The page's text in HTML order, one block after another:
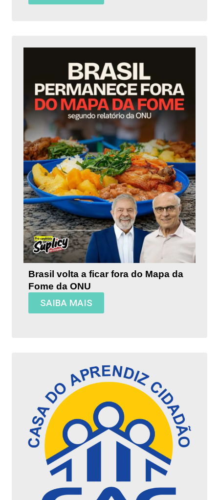
Brasil volta a ficar fora do Mapa da
Fome da ONU
SAIBA MAIS